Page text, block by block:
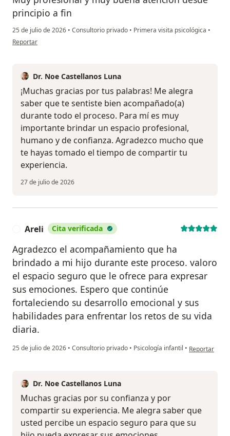
principio a fin
25 de julio de 2026 • Consultorio privado • Primera visita psicológica •
en opinión del usuario JC
Reportar
Dr. Noe Castellanos Luna
¡Muchas gracias por tus palabras! Me alegra
saber que te sentiste bien acompañado(a)
durante todo el proceso. Para mí es muy
importante brindar un espacio profesional,
humano y de confianza. Agradezco mucho que
te hayas tomado el tiempo de compartir tu
experiencia.
27 de julio de 2026
Areli Cita verificada
Agradezco el acompañamiento que ha
brindado a mi hijo durante este proceso. valoro
el espacio seguro que le ofrece para expresar
sus emociones. Espero que continúe
fortaleciendo su desarrollo emocional y sus
habilidades para enfrentar los retos de su vida
diaria.
25 de julio de 2026 • Consultorio privado • Psicología infantil • en opinión
Reportar
Dr. Noe Castellanos Luna
Muchas gracias por su confianza y por
compartir su experiencia. Me alegra saber que
usted percibe un espacio seguro para que su